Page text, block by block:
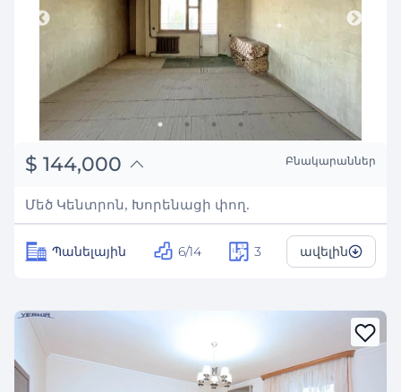
$ 144,000
֏ 56,160,000
₽ 13,030,162
Բնակարաններ
Մեծ Կենտրոն, Խորենացի փող.
Պանելային 6/14 3 ավելին